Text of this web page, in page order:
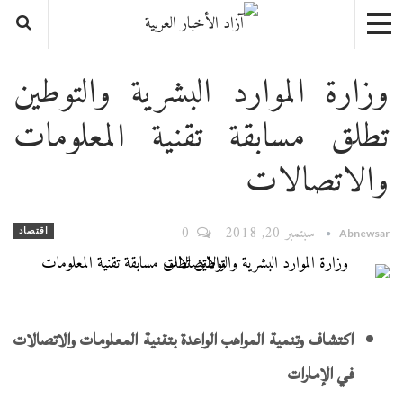
وزارة الموارد البشرية والتوطين
تطلق مسابقة تقنية المعلومات
والاتصالات
اقتصاد Abnewsar سبتمبر 20, 2018
اكتشاف وتنمية المواهب الواعدة بتقنية المعلومات والاتصالات
في الإمارات